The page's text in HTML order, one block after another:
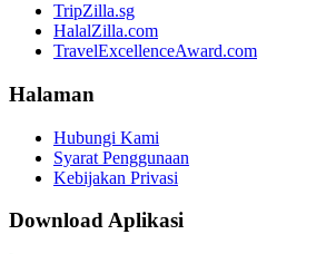
TripZilla.sg
HalalZilla.com
TravelExcellenceAward.com
Halaman
Hubungi Kami
Syarat Penggunaan
Kebijakan Privasi
Download Aplikasi